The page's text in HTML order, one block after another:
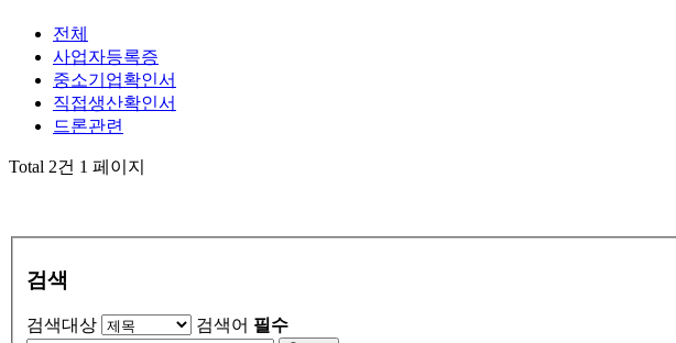
전체
사업자등록증
중소기업확인서
직접생산확인서
드론관련
Total 2건 1 페이지
검색
검색대상 검색어 필수